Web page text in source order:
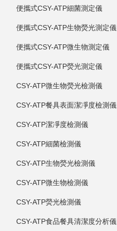
便攜式CSY-ATP細菌測定儀
便攜式CSY-ATP生物熒光測定儀
便攜式CSY-ATP微生物測定儀
便攜式CSY-ATP熒光測定儀
CSY-ATP微生物熒光檢測儀
CSY-ATP餐具表面潔凈度檢測儀
CSY-ATP潔凈度檢測儀
CSY-ATP細菌檢測儀
CSY-ATP生物熒光檢測儀
CSY-ATP微生物檢測儀
CSY-ATP熒光檢測儀
CSY-ATP食品餐具清潔度分析儀